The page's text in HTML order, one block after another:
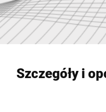
Szczegóły i